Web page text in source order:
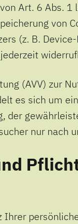
Art. 6 Abs. 1
von
(z. B.
(AVV) zur
es sich um
der
nur nach
Ihrer